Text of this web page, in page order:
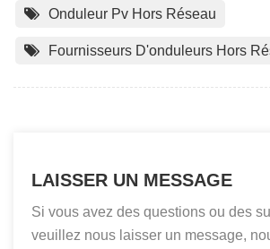
Onduleur Pv Hors Réseau
Fournisseurs D'onduleurs Hors
LAISSER UN MESSAGE
Si vous avez des questions ou des
veuillez nous laisser un message,